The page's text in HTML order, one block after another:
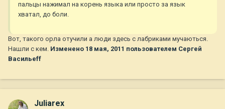
пальцы нажимал на корень языка или просто за язык
хватал, до боли.
Вот, такого орла отучили а люди здесь с лабриками мучаються.
Нашли с кем. Изменено 18 мая, 2011 пользователем Сергей
Васильеff
Juliarex